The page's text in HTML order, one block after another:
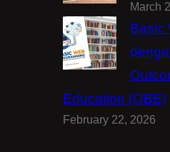
March
Basic
Education (OBE)
February 22, 2026